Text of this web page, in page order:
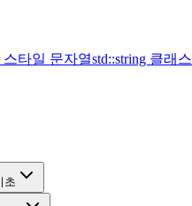
스타일 문자열std::string 클래스
초